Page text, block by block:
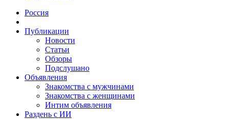
Россия
Публикации
Новости
Статьи
Обзоры
Подслушано
Объявления
Знакомства с мужчинами
Знакомства с женщинами
Интим объявления
Раздень с ИИ